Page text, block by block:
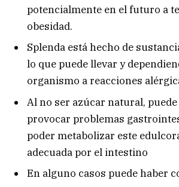
potencialmente en el futuro a
obesidad.
Splenda está hecho de
lo que puede llevar y
organismo a reacciones
Al no ser azúcar natural,
provocar problemas
poder metabolizar este
adecuada por el intestino
En alguno casos puede haber